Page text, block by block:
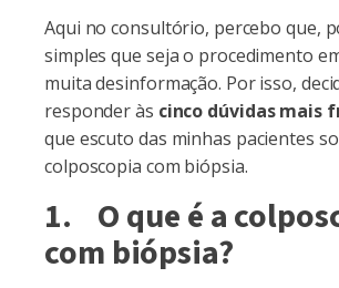
Aqui no consultório, percebo que,
simples que seja o procedimento
muita desinformação. Por isso,
responder às cinco dúvidas mais
que escuto das minhas pacientes
colposcopia com biópsia.
1. O que é a
com biópsia?